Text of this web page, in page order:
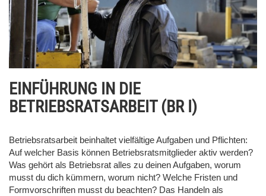
EINFÜHRUNG IN DIE
BETRIEBSRATSARBEIT (BR I)
Betriebsratsarbeit beinhaltet vielfältige Aufgaben und Pflichten:
Auf welcher Basis können Betriebsratsmitglieder aktiv werden?
Was gehört als Betriebsrat alles zu deinen Aufgaben, worum
musst du dich kümmern, worum nicht? Welche Fristen und
Formvorschriften musst du beachten? Das Handeln als